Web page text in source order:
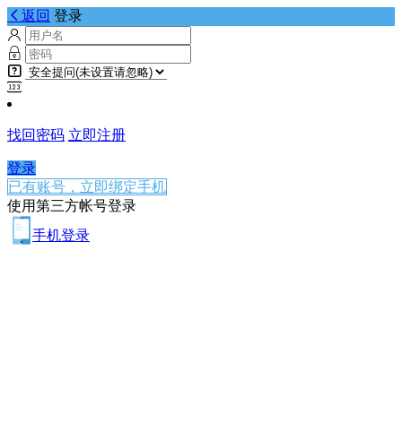
返回 登录
找回密码 立即注册
登录
已有账号，立即绑定手机
使用第三方帐号登录
手机登录